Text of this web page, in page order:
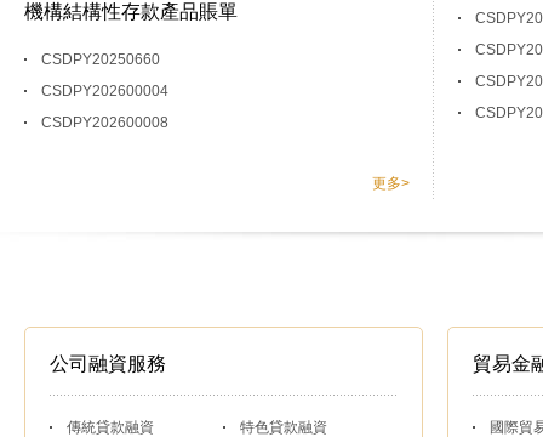
機構結構性存款產品賬單
CSDPY20250660
CSDPY202600004
CSDPY202600008
更多>
公司融資服務
傳統貸款融資
特色貸款融資
貿易金
國際貿